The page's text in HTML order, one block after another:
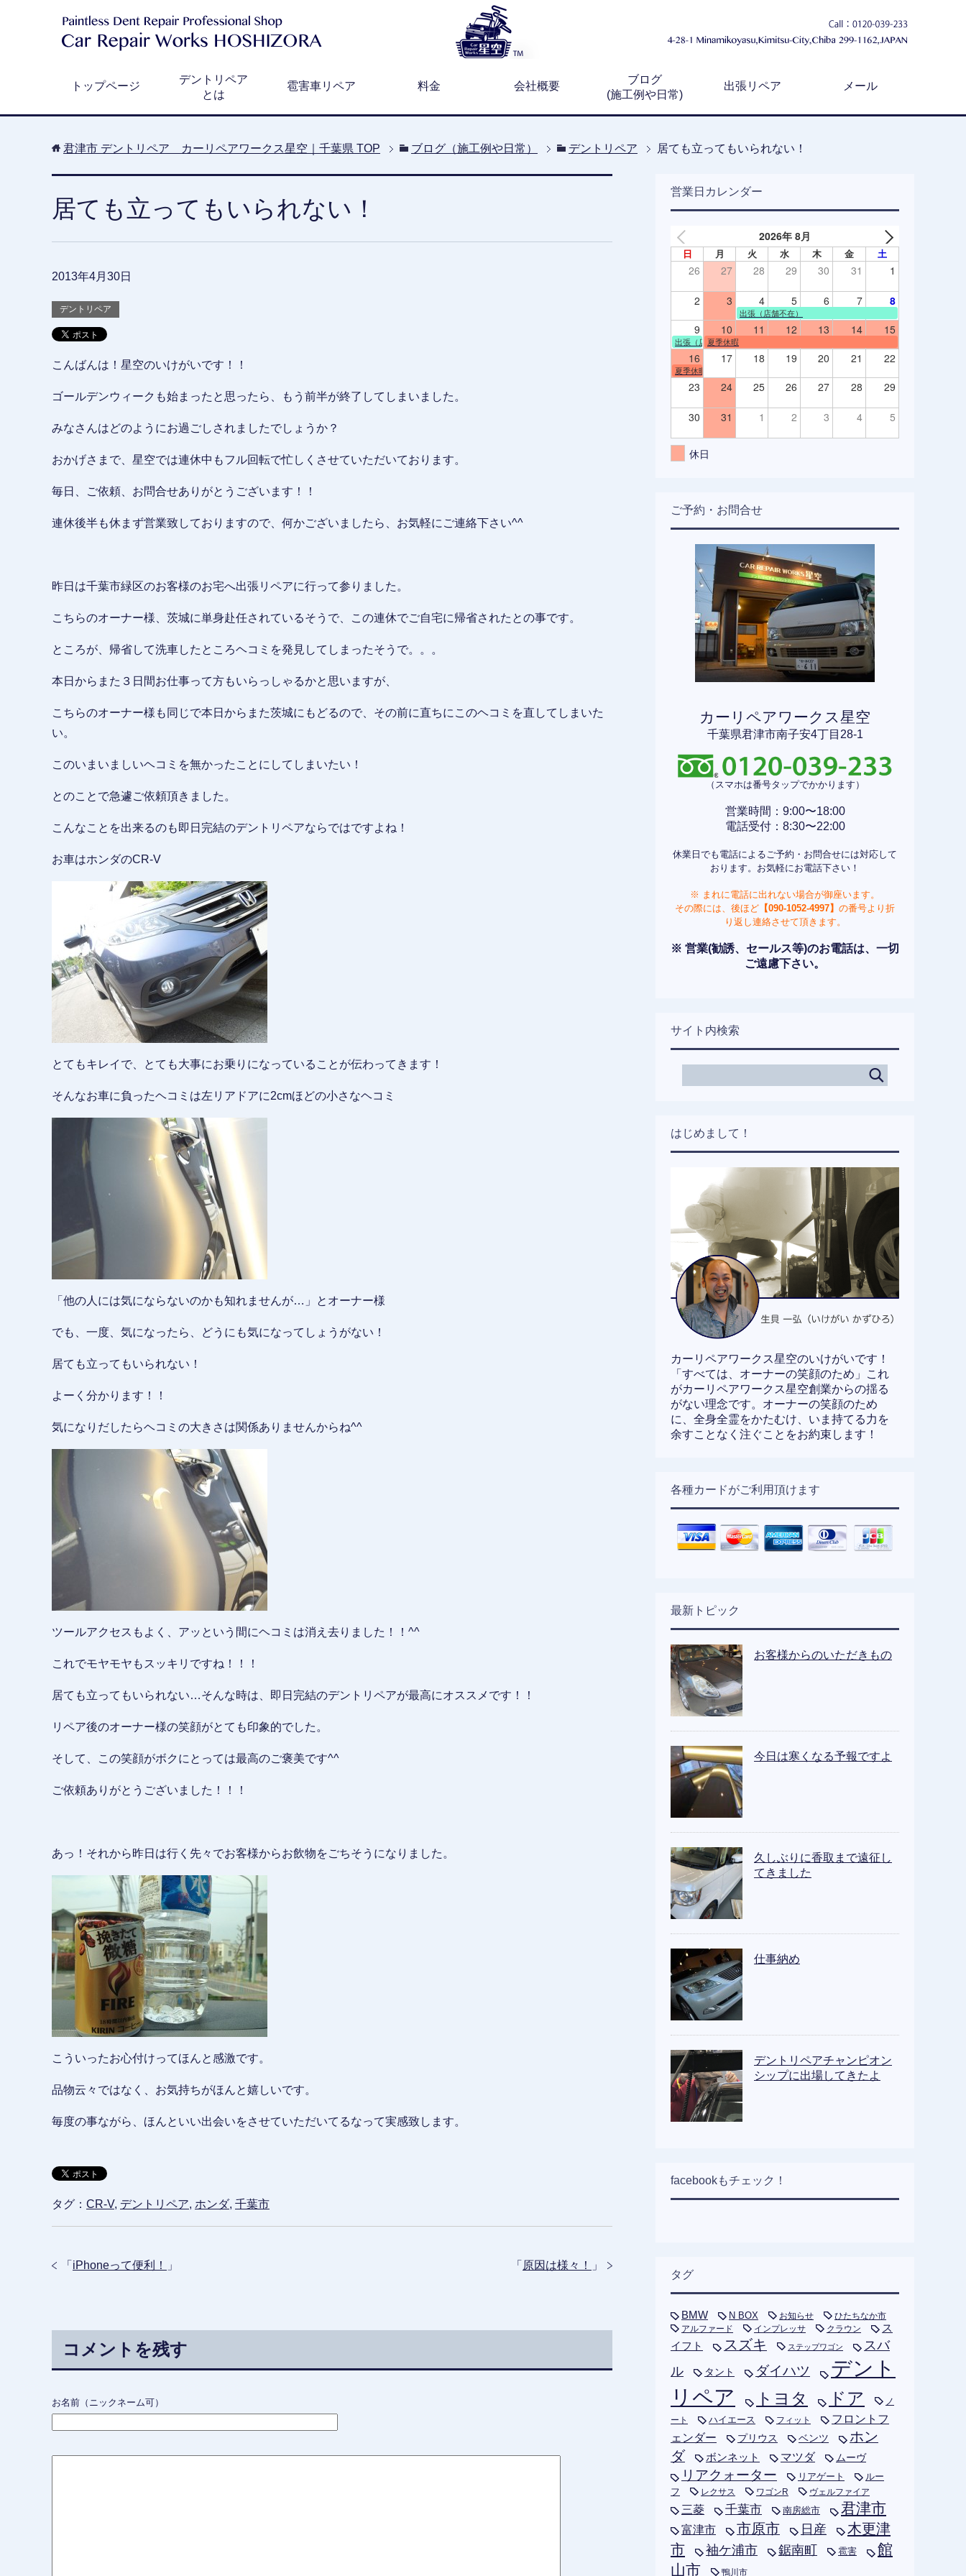
トップページ
デントリペア
とは
雹害車リペア 料金 会社概要
ブログ
(施工例や日常)
出張リペア メール
君津市 デントリペア カーリペアワークス星空｜千葉県 TOP ブログ（施工例や日常） デントリペア 居ても立ってもいられない！
居ても立ってもいられない！
2013年4月30日
デントリペア
こんばんは！星空のいけがいです！！
ゴールデンウィークも始まったと思ったら、もう前半が終了してしまいました。
みなさんはどのようにお過ごしされましたでしょうか？
おかげさまで、星空では連休中もフル回転で忙しくさせていただいております。
毎日、ご依頼、お問合せありがとうございます！！
連休後半も休まず営業致しておりますので、何かございましたら、お気軽にご連絡下さい^^
昨日は千葉市緑区のお客様のお宅へ出張リペアに行って参りました。
こちらのオーナー様、茨城に単身赴任されているそうで、この連休でご自宅に帰省されたとの事です。
ところが、帰省して洗車したところヘコミを発見してしまったそうで。。。
本日からまた３日間お仕事って方もいらっしゃるかと思いますが、
こちらのオーナー様も同じで本日からまた茨城にもどるので、その前に直ちにこのヘコミを直してしまいた
い。
このいまいましいヘコミを無かったことにしてしまいたい！
とのことで急遽ご依頼頂きました。
こんなことを出来るのも即日完結のデントリペアならではですよね！
お車はホンダのCR-V
とてもキレイで、とても大事にお乗りになっていることが伝わってきます！
そんなお車に負ったヘコミは左リアドアに2cmほどの小さなヘコミ
「他の人には気にならないのかも知れませんが…」とオーナー様
でも、一度、気になったら、どうにも気になってしょうがない！
居ても立ってもいられない！
よーく分かります！！
気になりだしたらヘコミの大きさは関係ありませんからね^^
ツールアクセスもよく、アッという間にヘコミは消え去りました！！^^
これでモヤモヤもスッキリですね！！！
居ても立ってもいられない…そんな時は、即日完結のデントリペアが最高にオススメです！！
リペア後のオーナー様の笑顔がとても印象的でした。
そして、この笑顔がボクにとっては最高のご褒美です^^
ご依頼ありがとうございました！！！
あっ！それから昨日は行く先々でお客様からお飲物をごちそうになりました。
こういったお心付けってほんと感激です。
品物云々ではなく、お気持ちがほんと嬉しいです。
毎度の事ながら、ほんといい出会いをさせていただいてるなって実感致します。
タグ： CR-V, デントリペア, ホンダ, 千葉市
「 原因は様々！ 」
「 iPhoneって便利！ 」
コメントを残す
お名前（ニックネーム可）
営業日カレンダー
2026年 8月
日 月 火 水 木 金 土
26 27 28 29 30 31 1
2 3 4 5 6 7 8
出張（店舗不在）
9 10 11 12 13 14 15
出張（店舗不在）
夏季休暇
16 17 18 19 20 21 22
夏季休暇
23 24 25 26 27 28 29
30 31 1 2 3 4 5
休日
ご予約・お問合せ
カーリペアワークス星空
千葉県君津市南子安4丁目28-1
（スマホは番号タップでかかります）
営業時間：9:00〜18:00
電話受付：8:30〜22:00
休業日でも電話によるご予約・お問合せには対応して
おります。お気軽にお電話下さい！
※ まれに電話に出れない場合が御座います。
その際には、後ほど 【090-1052-4997】 の番号より折
り返し連絡させて頂きます。
※ 営業(勧誘、セールス等)のお電話は、一切
ご遠慮下さい。
サイト内検索
はじめまして！
カーリペアワークス星空のいけがいです！
「すべては、オーナーの笑顔のため」これ
がカーリペアワークス星空創業からの揺る
がない理念です。オーナーの笑顔のため
に、全身全霊をかたむけ、いま持てる力を
余すことなく注ぐことをお約束します！
各種カードがご利用頂けます
最新トピック
お客様からのいただきもの
今日は寒くなる予報ですよ
久しぶりに香取まで遠征し
てきました
仕事納め
デントリペアチャンピオン
シップに出場してきたよ
facebookもチェック！
タグ
BMW N BOX お知らせ
ひたちなか市
アルファード
インプレッサ クラウン
ス
イフト
スズキ ステップワゴン
スバ
ル
タント ダイハツ
デント
リペア
トヨタ ドア ノ
ート ハイエース フィット
フロントフ
ェンダー
プリウス ベンツ
ホン
ダ
ボンネット マツダ ムーヴ
リアクォーター リアゲート
ルー
フ
レクサス ワゴンR ヴェルファイア
三菱 千葉市 南房総市 君津市
富津市 市原市 日産
木更津
市
袖ケ浦市 鋸南町 雹害
館
山市
鴨川市